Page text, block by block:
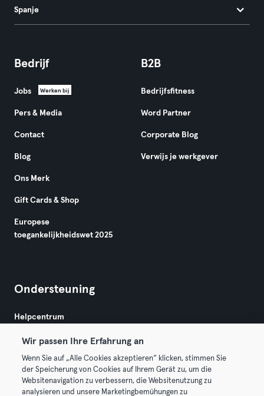
Spanje
Bedrijf
Jobs Werken bij
Pers & Media
Contact
Blog
Ons Merk
Gift Cards & Shop
Europese
toegankelijkheidswet 2025
B2B
Bedrijfsfitness
Word Partner
Corporate Blog
Verwijs je werkgever
Ondersteuning
Helpcentrum
Wir passen Ihre Erfahrung an
Wenn Sie auf „Alle Cookies akzeptieren“ klicken, stimmen Sie
der Speicherung von Cookies auf Ihrem Gerät zu, um die
Websitenavigation zu verbessern, die Websitenutzung zu
analysieren und unsere Marketingbemühungen zu